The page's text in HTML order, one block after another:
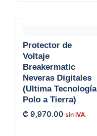
Protector de
Voltaje
Breakermatic
Neveras Digitales
(Ultima Tecnología
Polo a Tierra)
₡ 9,970.00